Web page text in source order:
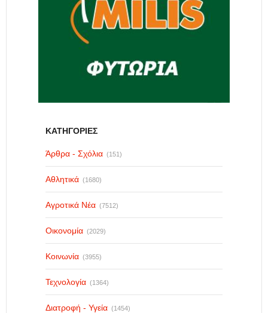
ΚΑΤΗΓΟΡΙΕΣ
Άρθρα - Σχόλια (151)
Αθλητικά (1680)
Αγροτικά Νέα (7512)
Οικονομία (2029)
Κοινωνία (3955)
Τεχνολογία (1364)
Διατροφή - Υγεία (1454)